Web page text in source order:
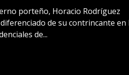
porteño, Horacio Rodríguez
de su contrincante en
de...